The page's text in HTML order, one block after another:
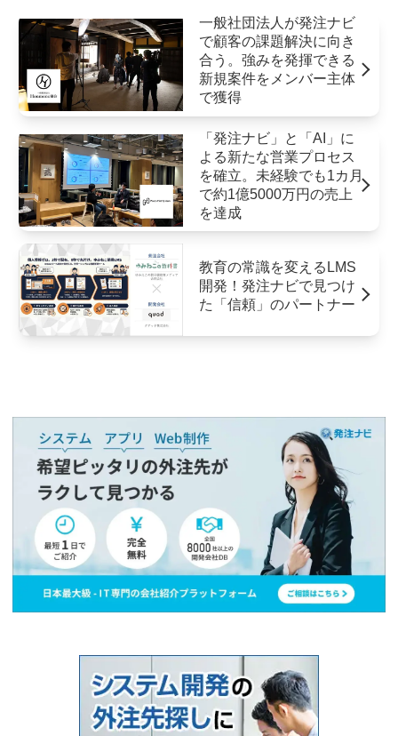
一般社団法人が発注ナビ
で顧客の課題解決に向き
合う。強みを発揮できる
新規案件をメンバー主体
で獲得
「発注ナビ」と「AI」に
よる新たな営業プロセス
を確立。未経験でも1カ月
で約1億5000万円の売上
を達成
教育の常識を変えるLMS
開発！発注ナビで見つけ
た「信頼」のパートナー